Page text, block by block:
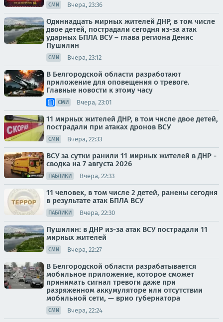
СМИ Вчера, 23:36
Одиннадцать мирных жителей ДНР, в том числе
двое детей, пострадали сегодня из-за атак
ударных БПЛА ВСУ – глава региона Денис
Пушилин
СМИ Вчера, 23:12
В Белгородской области разработают
приложение для оповещения о тревоге.
Главные новости к этому часу
СМИ Вчера, 23:01
11 мирных жителей ДНР, в том числе двое детей,
пострадали при атаках дронов ВСУ
СМИ Вчера, 22:33
ВСУ за сутки ранили 11 мирных жителей в ДНР -
сводка на 7 августа 2026
ПАБЛИКИ Вчера, 22:33
11 человек, в том числе 2 детей, ранены сегодня
в результате атак БПЛА ВСУ
ПАБЛИКИ Вчера, 22:30
Пушилин: в ДНР из-за атак ВСУ пострадали 11
мирных жителей
СМИ Вчера, 22:27
В Белгородской области разрабатывается
мобильное приложение, которое сможет
принимать сигнал тревоги даже при
разряженном аккумуляторе или отсутствии
мобильной сети, — врио губернатора
СМИ Вчера, 22:24